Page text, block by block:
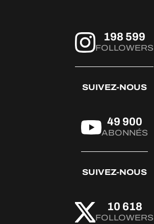
198 599
FOLLOWERS
SUIVEZ-NOUS
49 900
ABONNÉS
SUIVEZ-NOUS
10 618
FOLLOWERS